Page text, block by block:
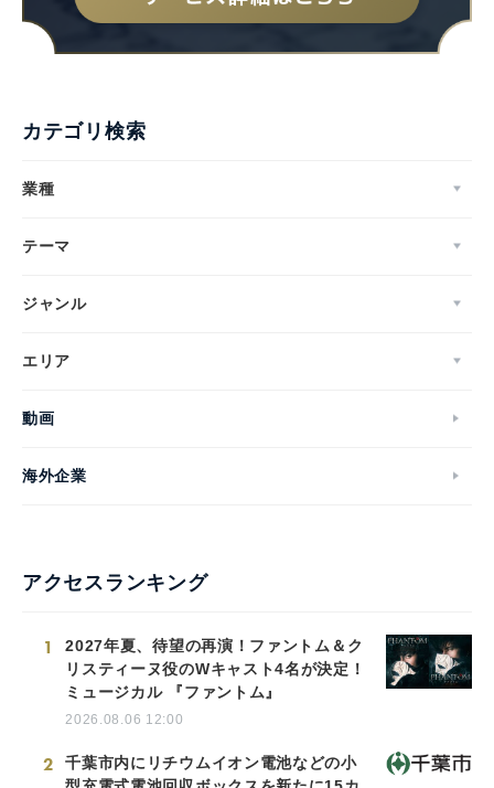
カテゴリ検索
業種
テーマ
ジャンル
エリア
動画
海外企業
アクセスランキング
1
2027年夏、待望の再演！ファントム＆ク
リスティーヌ役のWキャスト4名が決定！
ミュージカル 『ファントム』
2026.08.06 12:00
2
千葉市内にリチウムイオン電池などの小